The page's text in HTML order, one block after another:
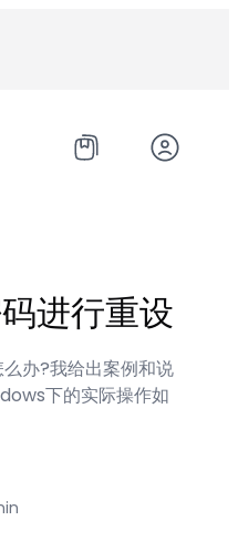
进行重设
办?我给出案例和说
下的实际操作如